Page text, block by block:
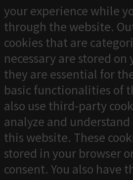
your experience while
through the website.
cookies that are
necessary are stored on
they are essential for
basic functionalities of
also use third-party
analyze and understand
this website. These
stored in your browser
consent. You also have